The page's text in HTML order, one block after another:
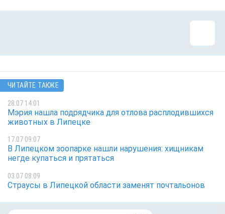
ЧИТАЙТЕ ТАКЖЕ
28.07 14:01
Мэрия нашла подрядчика для отлова расплодившихся
животных в Липецке
17.07 09:07
В Липецком зоопарке нашли нарушения: хищникам
негде купаться и прятаться
03.07 08:09
Страусы в Липецкой области заменят почтальонов